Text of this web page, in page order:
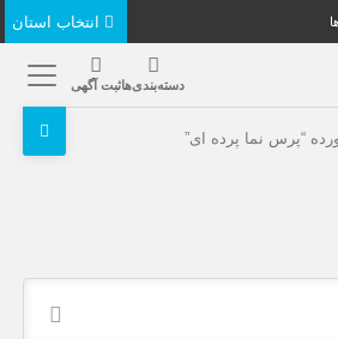
دسته‌بندی‌هاثبت آگهی
“پرس نما پرده ای”